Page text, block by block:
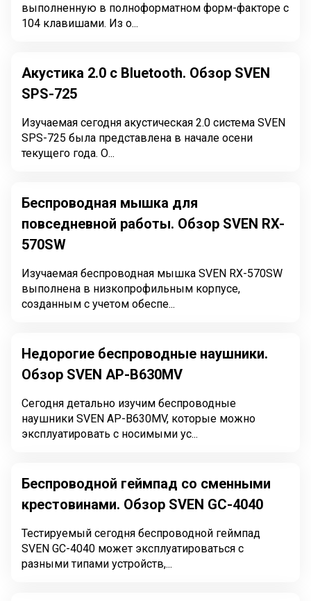
выполненную в полноформатном форм-факторе с
104 клавишами. Из о...
Акустика 2.0 с Bluetooth. Обзор SVEN
SPS-725
Изучаемая сегодня акустическая 2.0 система SVEN
SPS-725 была представлена в начале осени
текущего года. О...
Беспроводная мышка для
повседневной работы. Обзор SVEN RX-
570SW
Изучаемая беспроводная мышка SVEN RX-570SW
выполнена в низкопрофильным корпусе,
созданным с учетом обеспе...
Недорогие беспроводные наушники.
Обзор SVEN AP-B630MV
Сегодня детально изучим беспроводные
наушники SVEN AP-B630MV, которые можно
эксплуатировать с носимыми ус...
Беспроводной геймпад со сменными
крестовинами. Обзор SVEN GC-4040
Тестируемый сегодня беспроводной геймпад
SVEN GC-4040 может эксплуатироваться с
разными типами устройств,...